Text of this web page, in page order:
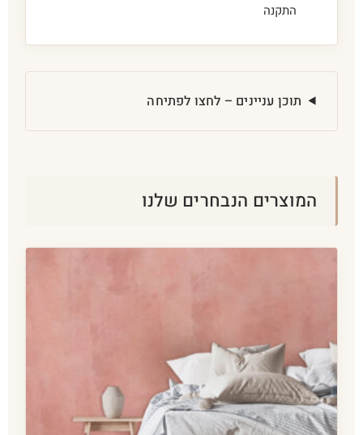
התקנה
תוכן עניינים – לחצו לפתיחה
המוצרים הנבחרים שלנו